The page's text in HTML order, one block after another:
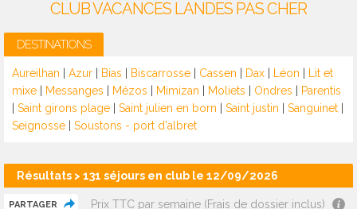
CLUB VACANCES LANDES PAS CHER
DESTINATIONS
Aureilhan Azur Bias Biscarrosse Cassen Dax Léon
Lit et
mixe
Messanges Mézos Mimizan Moliets Ondres
Parentis
Saint girons plage Saint julien en born Saint justin Sanguinet
Seignosse
Soustons - port d'albret
Résultats > 131 séjours en club le 12/09/2026
PARTAGER Prix TTC par semaine (Frais de dossier inclus)